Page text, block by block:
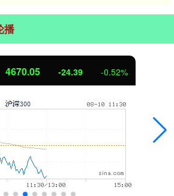
播
1125.45 -8.79 -0.78%